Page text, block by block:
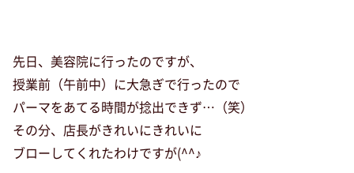
先日、美容院に行ったのですが、
授業前（午前中）に大急ぎで行ったので
パーマをあてる時間が捻出できず…（笑）
その分、店長がきれいにきれいに
ブローしてくれたわけですが(^^♪